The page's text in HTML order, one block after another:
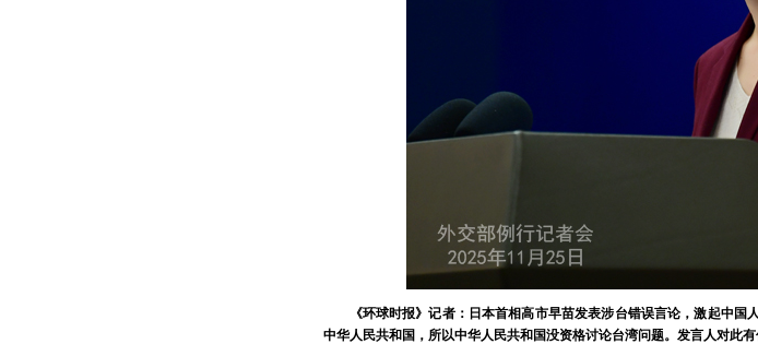
《环球时报》记者：日本首相高市早苗发表涉台错误言论，激起中
中华人民共和国，所以中华人民共和国没资格讨论台湾问题。发言人对此有